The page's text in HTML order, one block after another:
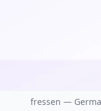
fressen —